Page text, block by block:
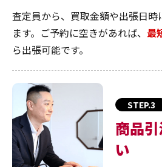
査定員から、買取金額や出張日時
ます。ご予約に空きがあれば、 最
ら出張可能です。
STEP.3
商品
い